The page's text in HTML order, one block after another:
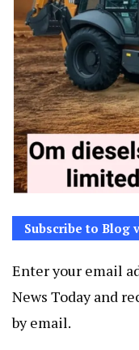
Subscribe to Blog
Enter your email
News Today and
by email.